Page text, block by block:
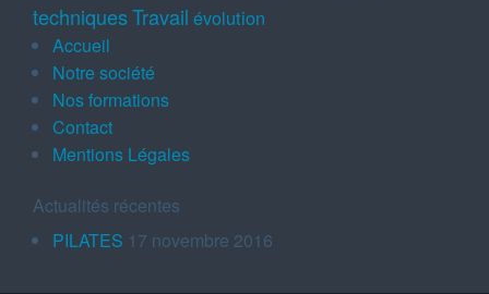
techniquesTravail évolution
Accueil
Notre société
Nos formations
Contact
Mentions Légales
Actualités récentes
PILATES 17 novembre 2016